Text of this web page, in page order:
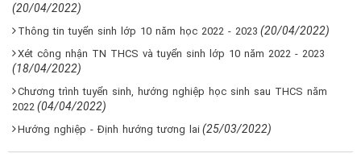
(20/04/2022)
Thông tin tuyển sinh lớp 10 năm học 2022 - 2023 (20/04/2022)
Xét công nhận TN THCS và tuyển sinh lớp 10 năm 2022 - 2023
(18/04/2022)
Chương trình tuyển sinh, hướng nghiệp học sinh sau THCS năm
2022 (04/04/2022)
Hướng nghiệp - Định hướng tương lai (25/03/2022)